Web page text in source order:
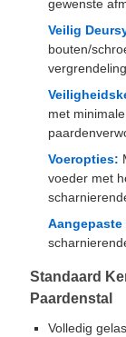
gewenste
Veilig
bouten/
met
Voeropties:
voeder met
Standaard
Paardenstal
Volledig